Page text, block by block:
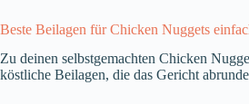
Beste Beilagen für Chicken Nuggets
Zu deinen selbstgemachten Chicken
köstliche Beilagen, die das Gericht